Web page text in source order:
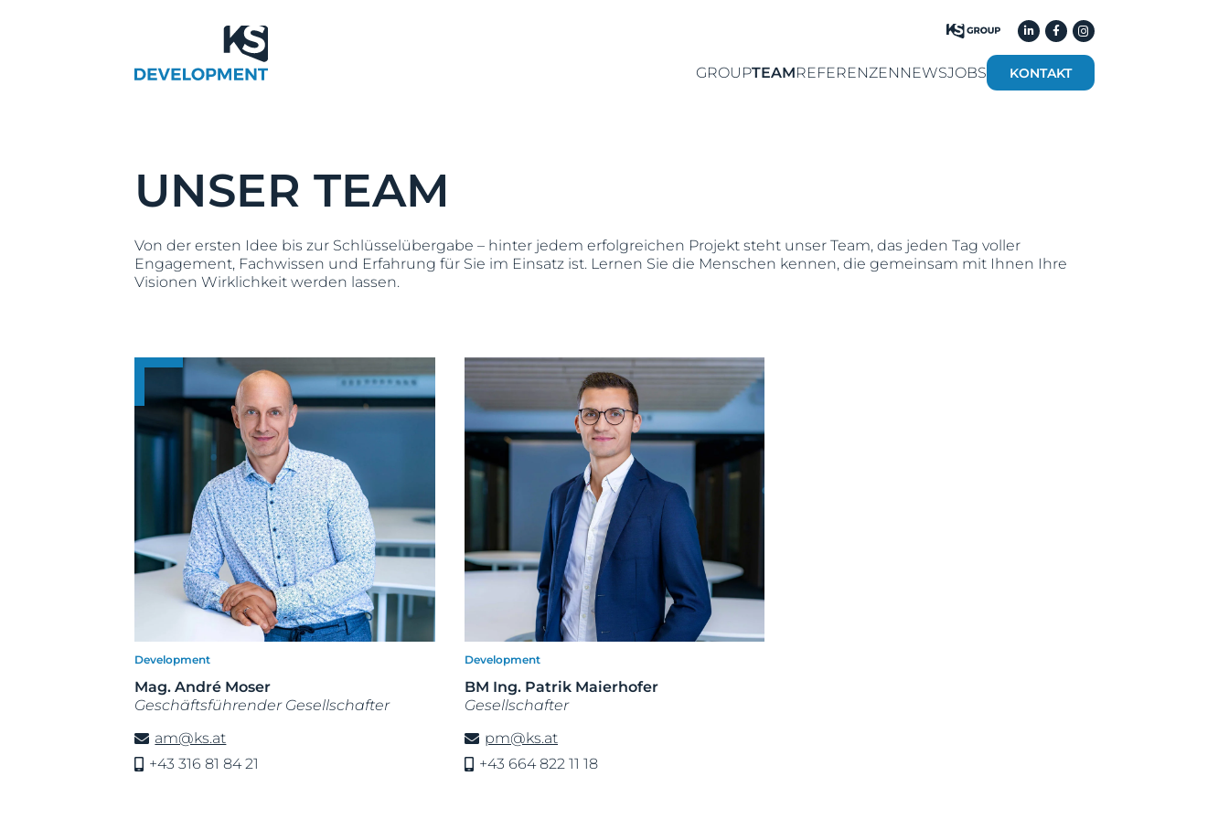
GROUPTEAMREFERENZEN NEWSJOBS KONTAKT
UNSER TEAM
Von der ersten Idee bis zur Schlüsselübergabe – hinter jedem erfolgreichen Projekt steht unser Team, das jeden Tag voller
Engagement, Fachwissen und Erfahrung für Sie im Einsatz ist. Lernen Sie die Menschen kennen, die gemeinsam mit Ihnen Ihre
Visionen Wirklichkeit werden lassen.
Development
Mag. André Moser
Geschäftsführender Gesellschafter
am@ks.at
+43 316 81 84 21
Development
BM Ing. Patrik Maierhofer
Gesellschafter
pm@ks.at
+43 664 822 11 18